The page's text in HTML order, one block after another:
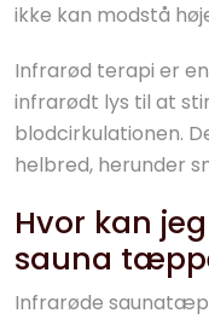
ikke kan modstå
Infrarød terapi er
infrarødt lys til at
blodcirkulationen.
helbred, herunder
Hvor kan
sauna
Infrarøde